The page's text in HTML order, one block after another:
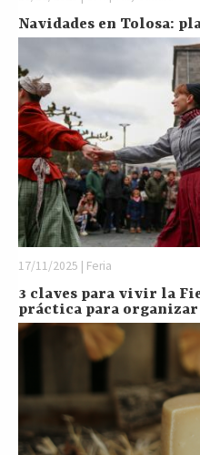
Navidades en Tolosa:
17/11/2025 | Feria
3 claves para vivir la
práctica para